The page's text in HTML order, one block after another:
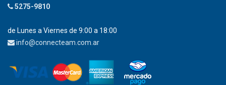
5275-9810
de Lunes a Viernes de 9:00 a 18:00
info@connecteam.com.ar